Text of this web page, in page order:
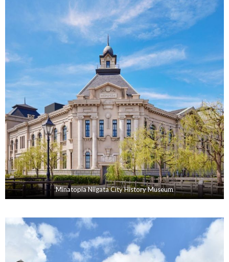
Minatopia Niigata City History Museum